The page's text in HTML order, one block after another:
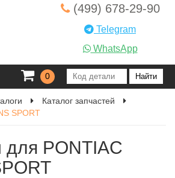
(499) 678-29-90
Telegram
WhatsApp
0
Каталог запчастей
SPORT
для PONTIAC